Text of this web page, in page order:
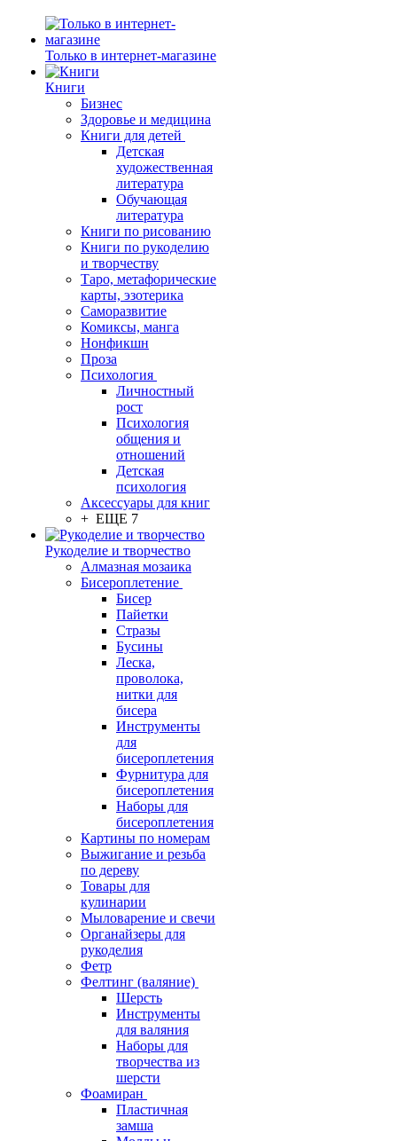
Только в интернет-магазине
Книги
Бизнес
Здоровье и медицина
Книги для детей
Детская
художественная
литература
Обучающая
литература
Книги по рисованию
Книги по рукоделию
и творчеству
Таро, метафорические
карты, эзотерика
Саморазвитие
Комиксы, манга
Нонфикшн
Проза
Психология
Личностный
рост
Психология
общения и
отношений
Детская
психология
Аксессуары для книг
+ ЕЩЕ 7
Рукоделие и творчество
Алмазная мозаика
Бисероплетение
Бисер
Пайетки
Стразы
Бусины
Леска,
проволока,
нитки для
бисера
Инструменты
для
бисероплетения
Фурнитура для
бисероплетения
Наборы для
бисероплетения
Картины по номерам
Выжигание и резьба
по дереву
Товары для
кулинарии
Мыловарение и свечи
Органайзеры для
рукоделия
Фетр
Фелтинг (валяние)
Шерсть
Инструменты
для валяния
Наборы для
творчества из
шерсти
Фоамиран
Пластичная
замша